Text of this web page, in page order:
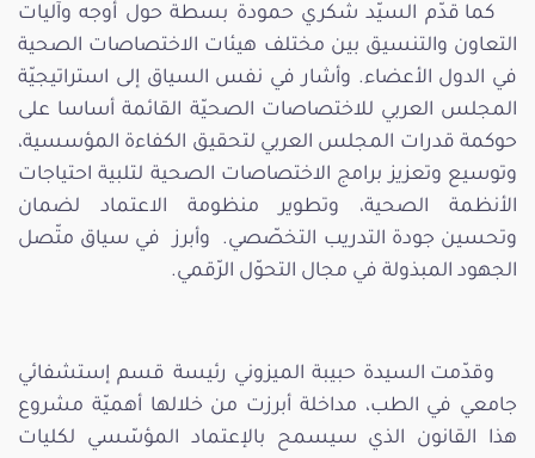
كما قدّم السيّد شكري حمودة بسطة حول أوجه وآليات
التعاون والتنسيق بين مختلف هيئات الاختصاصات الصحية
في الدول الأعضاء. وأشار في نفس السياق إلى استراتيجيّة
المجلس العربي للاختصاصات الصحيّة القائمة أساسا على
حوكمة قدرات المجلس العربي لتحقيق الكفاءة المؤسسية،
وتوسيع وتعزيز برامج الاختصاصات الصحية لتلبية احتياجات
الأنظمة الصحية، وتطوير منظومة الاعتماد لضمان
وتحسين جودة التدريب التخصّصي. وأبرز في سياق متّصل
الجهود المبذولة في مجال التحوّل الرّقمي.
وقدّمت السيدة حبيبة الميزوني رئيسة قسم إستشفائي
جامعي في الطب، مداخلة أبرزت من خلالها أهميّة مشروع
هذا القانون الذي سيسمح بالإعتماد المؤسّسي لكليات